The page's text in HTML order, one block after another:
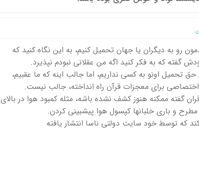
رو به دیگران یا جهان تحمیل کنیم، به این نگاه کنید که
که به فکر کنید اگه من عقلانی نبودم نپذیرد.
اونو به کسی نداریم، اما جالب اینه که ما عقبیم،
برای معجزات قرآن راه انداخته، جالب نیست.
گفته ممکنه هنوز کشف نشده باشه، مثله کمبود هوا در بالای
و باری خلبانها کپسول هوا پیشبینی کردن.
که توسط خود سایت دولتی ناسا انتشار یافته